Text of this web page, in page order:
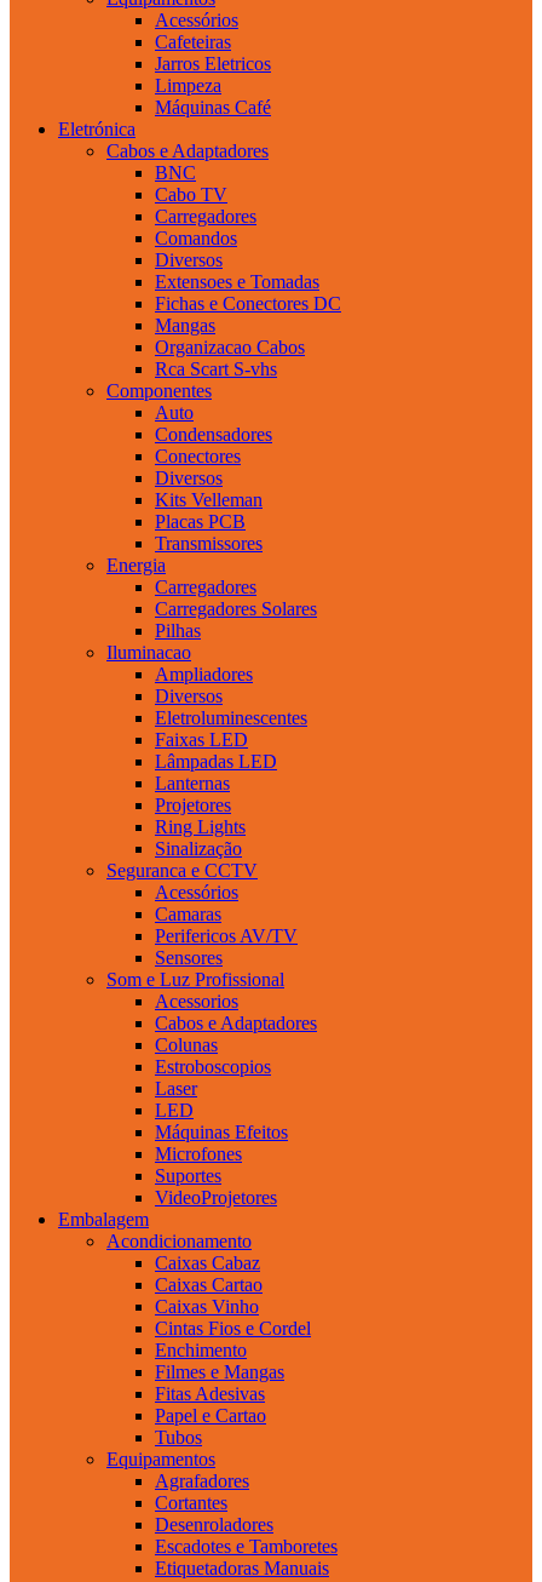
Acessórios
Cafeteiras
Jarros Eletricos
Limpeza
Máquinas Café
Eletrónica
Cabos e Adaptadores
BNC
Cabo TV
Carregadores
Comandos
Diversos
Extensoes e Tomadas
Fichas e Conectores DC
Mangas
Organizacao Cabos
Rca Scart S-vhs
Componentes
Auto
Condensadores
Conectores
Diversos
Kits Velleman
Placas PCB
Transmissores
Energia
Carregadores
Carregadores Solares
Pilhas
Iluminacao
Ampliadores
Diversos
Eletroluminescentes
Faixas LED
Lâmpadas LED
Lanternas
Projetores
Ring Lights
Sinalização
Seguranca e CCTV
Acessórios
Camaras
Perifericos AV/TV
Sensores
Som e Luz Profissional
Acessorios
Cabos e Adaptadores
Colunas
Estroboscopios
Laser
LED
Máquinas Efeitos
Microfones
Suportes
VideoProjetores
Embalagem
Acondicionamento
Caixas Cabaz
Caixas Cartao
Caixas Vinho
Cintas Fios e Cordel
Enchimento
Filmes e Mangas
Fitas Adesivas
Papel e Cartao
Tubos
Equipamentos
Agrafadores
Cortantes
Desenroladores
Escadotes e Tamboretes
Etiquetadoras Manuais